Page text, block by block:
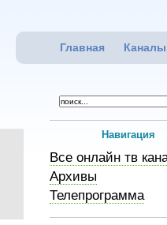
Главная Каналы
Навигация
Все онлайн тв
Архивы
Телепрограмма